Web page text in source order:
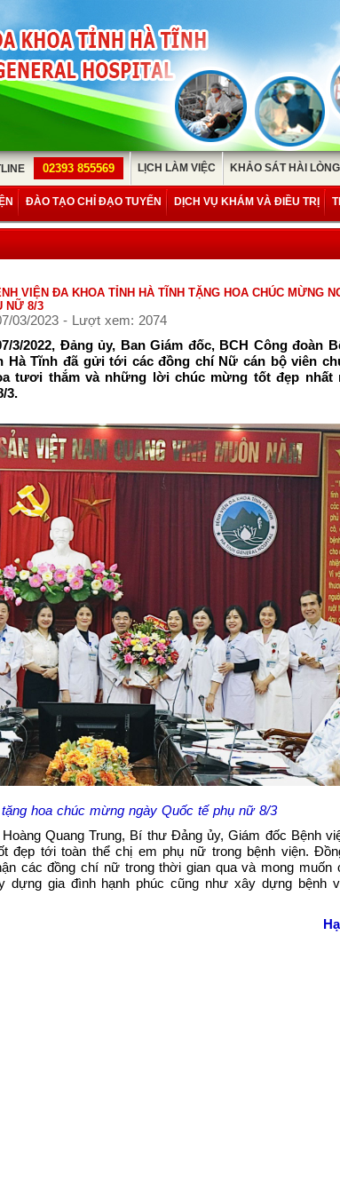
02393 855569 LỊCH LÀM VIỆC KHẢO SÁT HÀI LÒNG
ĐÀO TẠO CHỈ ĐẠO TUYẾN DỊCH VỤ KHÁM VÀ ĐIỀU TRỊ
VIỆN ĐA KHOA TỈNH HÀ TĨNH TẶNG HOA CHÚC MỪNG
NỮ 8/3
03/2023 - Lượt xem: 2074
3/2022, Đảng ủy, Ban Giám đốc, BCH Công đoàn
Hà Tĩnh đã gửi tới các đồng chí Nữ cán bộ viên
tươi thắm và những lời chúc mừng tốt đẹp nhất
3.
hoa chúc mừng ngày Quốc tế phụ nữ 8/3
Quang Trung, Bí thư Đảng ủy, Giám đốc Bệnh
đẹp tới toàn thể chị em phụ nữ trong bệnh viện.
các đồng chí nữ trong thời gian qua và mong muốn
dựng gia đình hạnh phúc cũng như xây dựng bệnh